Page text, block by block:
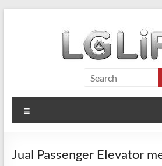
LIFT
ELEVATOR
LG
Jual Passenger Elevator